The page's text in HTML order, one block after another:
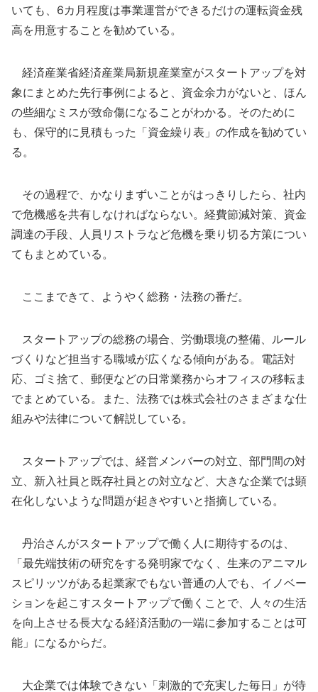
いても、6カ月程度は事業運営ができるだけの運転資金残
高を用意することを勧めている。
経済産業省経済産業局新規産業室がスタートアップを対
象にまとめた先行事例によると、資金余力がないと、ほん
の些細なミスが致命傷になることがわかる。そのために
も、保守的に見積もった「資金繰り表」の作成を勧めてい
る。
その過程で、かなりまずいことがはっきりしたら、社内
で危機感を共有しなければならない。経費節減対策、資金
調達の手段、人員リストラなど危機を乗り切る方策につい
てもまとめている。
ここまできて、ようやく総務・法務の番だ。
スタートアップの総務の場合、労働環境の整備、ルール
づくりなど担当する職域が広くなる傾向がある。電話対
応、ゴミ捨て、郵便などの日常業務からオフィスの移転ま
でまとめている。また、法務では株式会社のさまざまな仕
組みや法律について解説している。
スタートアップでは、経営メンバーの対立、部門間の対
立、新入社員と既存社員との対立など、大きな企業では顕
在化しないような問題が起きやすいと指摘している。
丹治さんがスタートアップで働く人に期待するのは、
「最先端技術の研究をする発明家でなく、生来のアニマル
スピリッツがある起業家でもない普通の人でも、イノベー
ションを起こすスタートアップで働くことで、人々の生活
を向上させる長大なる経済活動の一端に参加することは可
能」になるからだ。
大企業では体験できない「刺激的で充実した毎日」が待